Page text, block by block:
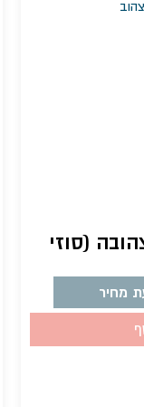
(סוזי
מחיר